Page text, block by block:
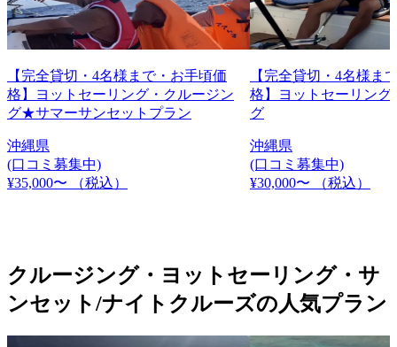
【完全貸切・4名様まで・お手頃価
格】ヨットセーリング・クルージン
グ★サマーサンセットプラン
沖縄県
(口コミ募集中)
¥35,000〜
（税込）
【完全貸切・4名様ま
格】ヨットセーリング
グ
沖縄県
(口コミ募集中)
¥30,000〜
（税込）
クルージング・ヨットセーリング・サ
ンセット/ナイトクルーズの人気プラン